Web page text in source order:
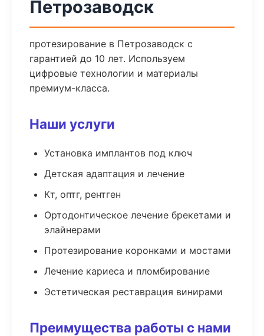
Петрозаводск
протезирование в Петрозаводск с
гарантией до 10 лет. Используем
цифровые технологии и материалы
премиум-класса.
Наши услуги
Установка имплантов под ключ
Детская адаптация и лечение
Кт, оптг, рентген
Ортодонтическое лечение брекетами и
элайнерами
Протезирование коронками и мостами
Лечение кариеса и пломбирование
Эстетическая реставрация винирами
Преимущества работы с нами